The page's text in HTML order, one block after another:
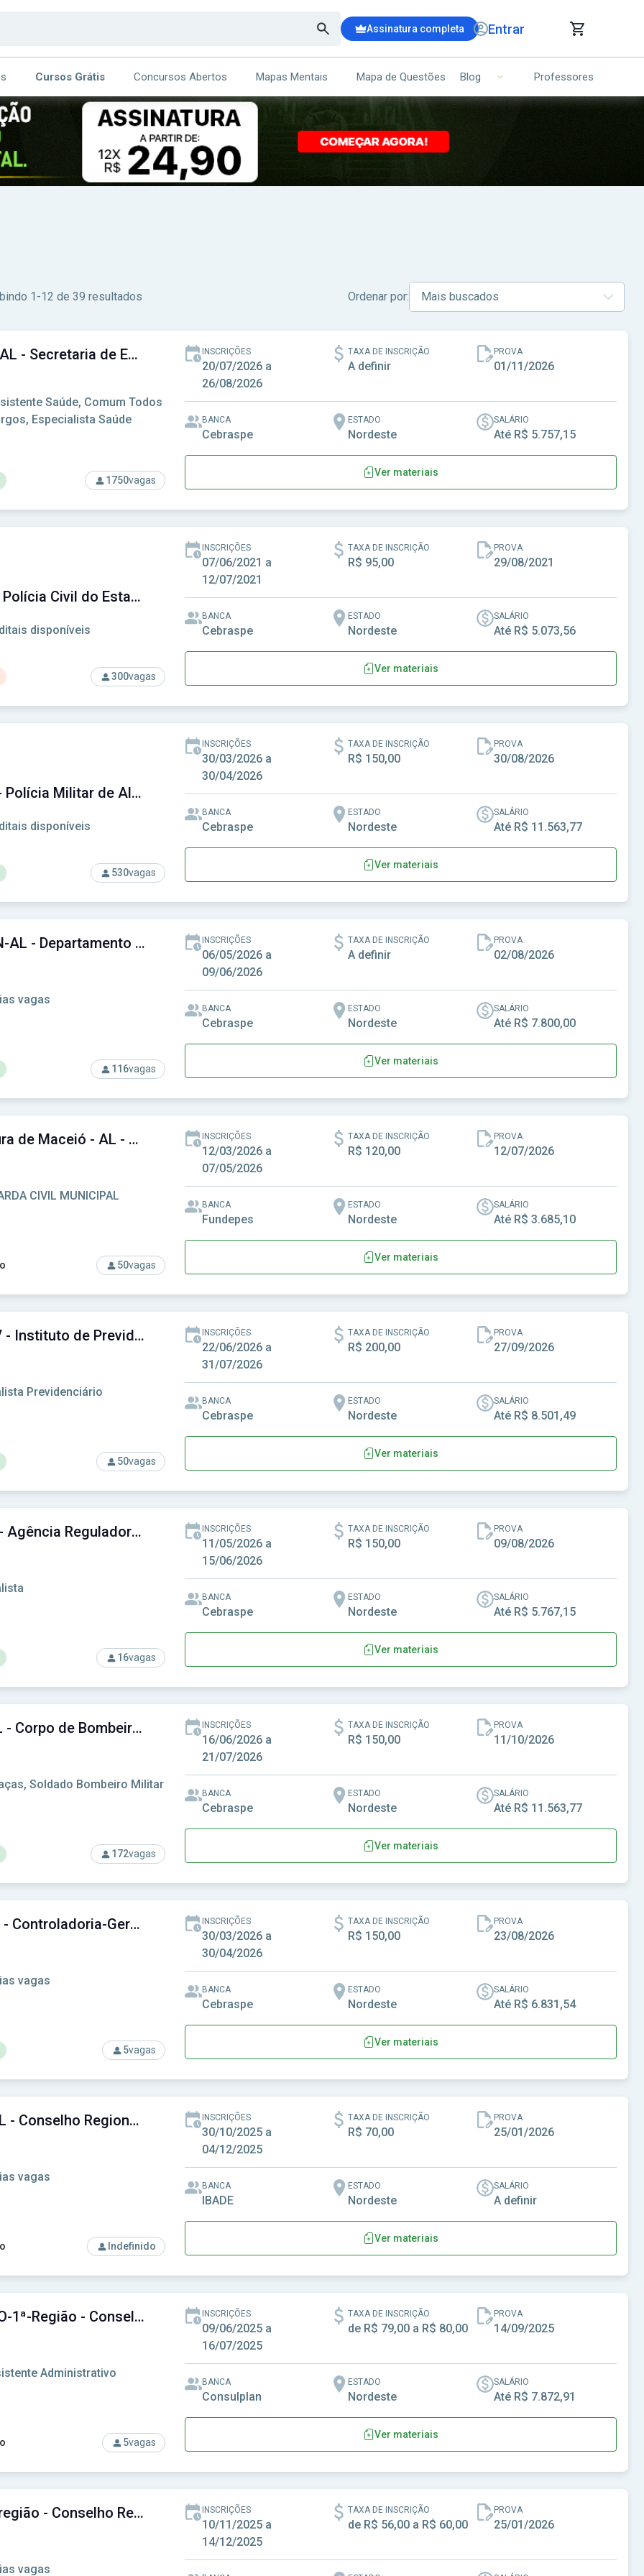
Assinatura completa Entrar
CARRINHO DE COMPRAS
ITENS (00)
Ops!
Seu carrinho ainda está vazio.
Cursos Grátis Concursos Abertos Mapas Mentais Mapa de Questões Blog Professores
1-12 de 39 resultados Ordenar por:
1750vagas
SESAU-AL - Secretaria de Estado de Saúde de Alagoas
Saúde, Comum Todos
Especialista Saúde
INSCRIÇÕES
20/07/2026 a
26/08/2026
TAXA DE INSCRIÇÃO
A definir
PROVA
01/11/2026
BANCA
Cebraspe
ESTADO
Nordeste
SALÁRIO
Até R$ 5.757,15
Ver materiais
300vagas
PC-AL - Polícia Civil do Estado de Alagoas
disponíveis
INSCRIÇÕES
07/06/2021 a
12/07/2021
TAXA DE INSCRIÇÃO
R$ 95,00
PROVA
29/08/2021
BANCA
Cebraspe
ESTADO
Nordeste
SALÁRIO
Até R$ 5.073,56
Ver materiais
530vagas
PM-AL - Polícia Militar de Alagoas
disponíveis
INSCRIÇÕES
30/03/2026 a
30/04/2026
TAXA DE INSCRIÇÃO
R$ 150,00
PROVA
30/08/2026
BANCA
Cebraspe
ESTADO
Nordeste
SALÁRIO
Até R$ 11.563,77
Ver materiais
116vagas
DETRAN-AL - Departamento Estadual de Trânsito de Alagoas
vagas
INSCRIÇÕES
06/05/2026 a
09/06/2026
TAXA DE INSCRIÇÃO
A definir
PROVA
02/08/2026
BANCA
Cebraspe
ESTADO
Nordeste
SALÁRIO
Até R$ 7.800,00
Ver materiais
50vagas
Prefeitura de Maceió - AL - Prefeitura Municipal de Maceió - AL
CIVIL MUNICIPAL
INSCRIÇÕES
12/03/2026 a
07/05/2026
TAXA DE INSCRIÇÃO
R$ 120,00
PROVA
12/07/2026
BANCA
Fundepes
ESTADO
Nordeste
SALÁRIO
Até R$ 3.685,10
Ver materiais
50vagas
ALPREV - Instituto de Previdência dos Servidores Públicos de Alagoas
Previdenciário
INSCRIÇÕES
22/06/2026 a
31/07/2026
TAXA DE INSCRIÇÃO
R$ 200,00
PROVA
27/09/2026
BANCA
Cebraspe
ESTADO
Nordeste
SALÁRIO
Até R$ 8.501,49
Ver materiais
16vagas
ARSAL - Agência Reguladora de Serviços Públicos do Estado de Alagoas INSCRIÇÕES
11/05/2026 a
15/06/2026
TAXA DE INSCRIÇÃO
R$ 150,00
PROVA
09/08/2026
BANCA
Cebraspe
ESTADO
Nordeste
SALÁRIO
Até R$ 5.767,15
Ver materiais
172vagas
CBM-AL - Corpo de Bombeiros Militar de Alagoas
Soldado Bombeiro Militar
INSCRIÇÕES
16/06/2026 a
21/07/2026
TAXA DE INSCRIÇÃO
R$ 150,00
PROVA
11/10/2026
BANCA
Cebraspe
ESTADO
Nordeste
SALÁRIO
Até R$ 11.563,77
Ver materiais
5vagas
CGE-AL - Controladoria-Geral do Estado de Alagoas
vagas
INSCRIÇÕES
30/03/2026 a
30/04/2026
TAXA DE INSCRIÇÃO
R$ 150,00
PROVA
23/08/2026
BANCA
Cebraspe
ESTADO
Nordeste
SALÁRIO
Até R$ 6.831,54
Ver materiais
Indefinido
CREF-AL - Conselho Regional de Educação Física da 19ª Região
vagas
INSCRIÇÕES
30/10/2025 a
04/12/2025
TAXA DE INSCRIÇÃO
R$ 70,00
PROVA
25/01/2026
BANCA
IBADE
ESTADO
Nordeste
SALÁRIO
A definir
Ver materiais
5vagas
CREFITO-1ª-Região - Conselho Regional de Fisioterapia e Terapia Ocupacional da 1ª Região
Administrativo
INSCRIÇÕES
09/06/2025 a
16/07/2025
TAXA DE INSCRIÇÃO
de R$ 79,00 a R$ 80,00
PROVA
14/09/2025
BANCA
Consulplan
ESTADO
Nordeste
SALÁRIO
Até R$ 7.872,91
Ver materiais
CRT-3ª região - Conselho Regional dos Técnicos Industriais da 3ª Região
vagas
INSCRIÇÕES
10/11/2025 a
14/12/2025
TAXA DE INSCRIÇÃO
de R$ 56,00 a R$ 60,00
PROVA
25/01/2026